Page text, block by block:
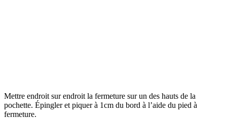
Mettre endroit sur endroit la fermeture sur un des hauts de la
pochette. Épingler et piquer à 1cm du bord à l’aide du pied à
fermeture.